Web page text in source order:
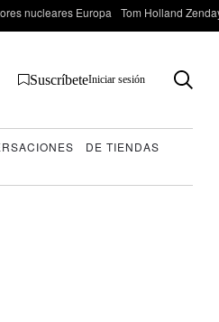
nucleares Europa Tom Holland
SuscríbeteIniciar sesión
DE TIENDAS